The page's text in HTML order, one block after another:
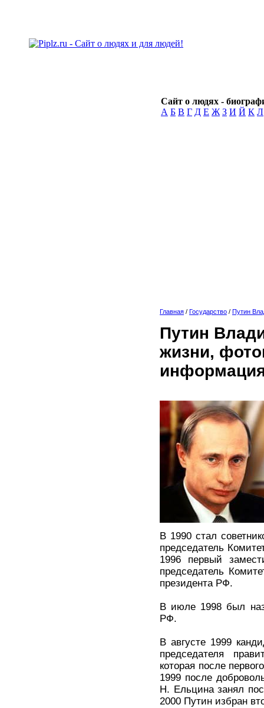
Сайт о людях -
А Б В Г Д Е Ж З И Й К Л
Главная / Государство / Путин
Путин
жизни,
В 1990 стал
председатель
1996 первый
председатель
президента РФ.
В июле 1998 был
РФ.
В августе 1999
председателя
которая после
1999 после
Н. Ельцина занял
2000 Путин избран